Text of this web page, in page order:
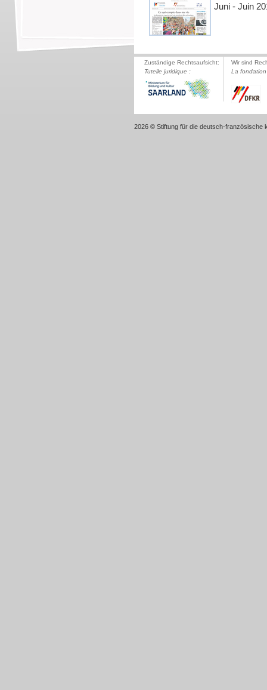
Juni - Juin
Zuständige Rechtsaufsicht:
Tutelle juridique :
Wir sind
La
2026 © Stiftung für die deutsch-französische